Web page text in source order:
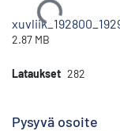
Ladataan...
2.87 MB
Lataukset 282
Pysyvä osoite